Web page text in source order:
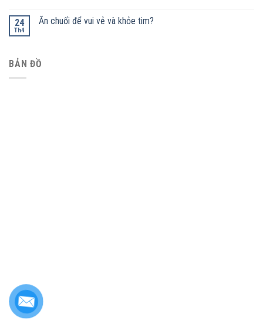
24
Th4
Ăn chuối để vui vẻ và khỏe tim?
BẢN ĐỒ